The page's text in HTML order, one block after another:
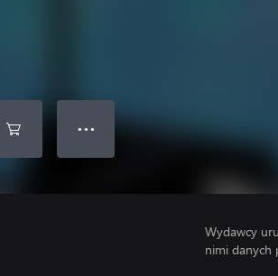
● ● ●
Wydawcy
nimi danych